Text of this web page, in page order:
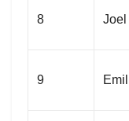
8 Joel
9